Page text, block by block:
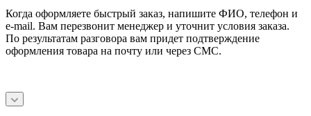
Когда оформляете быстрый заказ, напишите ФИО, телефон и
e-mail. Вам перезвонит менеджер и уточнит условия заказа.
По результатам разговора вам придет подтверждение
оформления товара на почту или через СМС.